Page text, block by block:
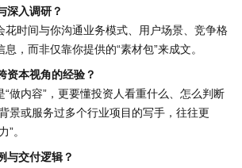
深入调研？
花时间与你沟通业务模式、用户场景、竞争格
，而非仅靠你提供的“素材包”来成文。
资本视角的经验？
做内容”，更要懂投资人看重什么、怎么判断
景或服务过多个行业项目的写手，往往更
”。
与交付逻辑？